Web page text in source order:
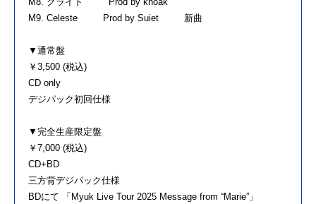
M9. Celeste Prod by Suiet 新曲
▼通常盤
￥3,500 (税込)
CD only
デジパック初回仕様
▼完全生産限定盤
￥7,000 (税込)
CD+BD
三方背デジパック仕様
BDにて 「Myuk Live Tour 2025 Message from “Marie”」